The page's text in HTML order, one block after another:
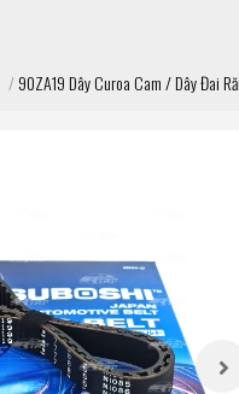
/90ZA19 Dây Curoa Cam / Dây Đai